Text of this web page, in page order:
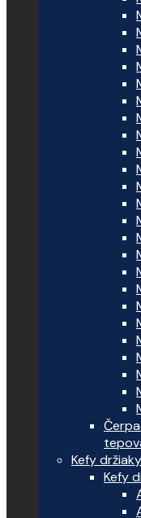
Kefy
Kefy